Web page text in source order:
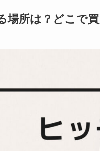
場所は？どこで買